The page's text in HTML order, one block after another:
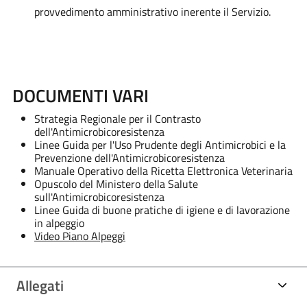
provvedimento amministrativo inerente il Servizio.
DOCUMENTI VARI
Strategia Regionale per il Contrasto
dell'Antimicrobicoresistenza
Linee Guida per l'Uso Prudente degli Antimicrobici e la
Prevenzione dell'Antimicrobicoresistenza
Manuale Operativo della Ricetta Elettronica Veterinaria
Opuscolo del Ministero della Salute
sull'Antimicrobicoresistenza
Linee Guida di buone pratiche di igiene e di lavorazione
in alpeggio
Video Piano Alpeggi
Allegati